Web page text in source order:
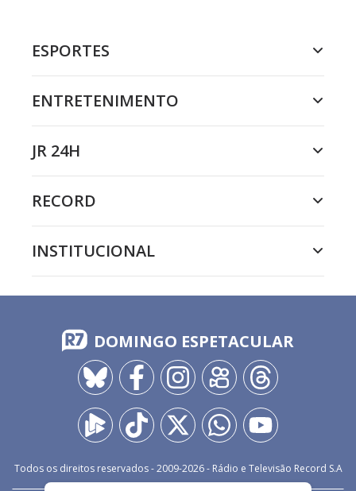
ESPORTES
ENTRETENIMENTO
JR 24H
RECORD
INSTITUCIONAL
DOMINGO ESPETACULAR
Todos os direitos reservados - 2009-2026- Rádio e Televisão Record S.A